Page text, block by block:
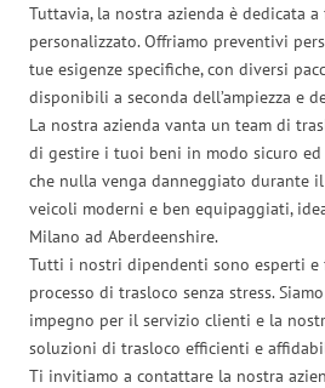
Tuttavia, la nostra azienda è dedicata
personalizzato. Offriamo preventivi
tue esigenze specifiche, con diversi
disponibili a seconda dell’ampiezza e
La nostra azienda vanta un team di
di gestire i tuoi beni in modo sicuro ed
che nulla venga danneggiato durante
veicoli moderni e ben equipaggiati,
Milano ad Aberdeenshire.
Tutti i nostri dipendenti sono esperti e
processo di trasloco senza stress.
impegno per il servizio clienti e la
soluzioni di trasloco efficienti e
Ti invitiamo a contattare la nostra